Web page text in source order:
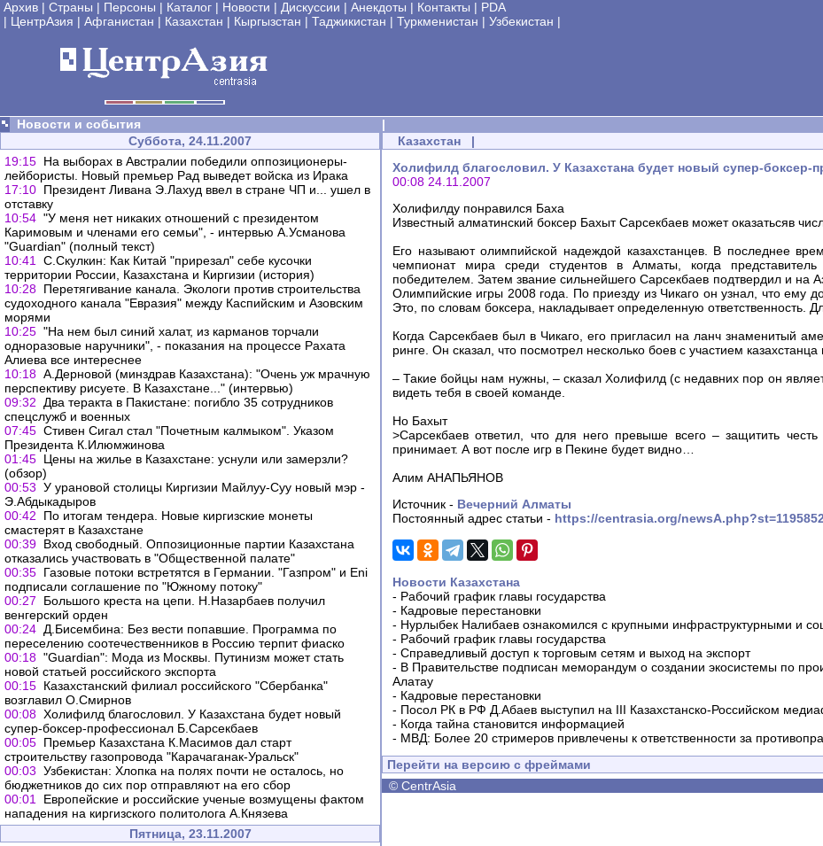
Архив | Страны | Персоны | Каталог | Новости | Дискуссии | Анекдоты | Контакты | PDA
| ЦентрАзия | Афганистан | Казахстан | Кыргызстан | Таджикистан | Туркменистан | Узбекистан |
Новости и события
|
Суббота, 24.11.2007
19:15 На выборах в Австралии победили оппозиционеры-
лейбористы. Новый премьер Рад выведет войска из Ирака
17:10 Президент Ливана Э.Лахуд ввел в стране ЧП и... ушел в
отставку
10:54 "У меня нет никаких отношений с президентом
Каримовым и членами его семьи", - интервью А.Усманова
"Guardian" (полный текст)
10:41
C.Скулкин: Как Китай "прирезал" себе кусочки
территории России, Казахстана и Киргизии (история)
10:28 Перетягивание канала. Экологи против строительства
судоходного канала "Евразия" между Каспийским и Азовским
морями
10:25 "На нем был синий халат, из карманов торчали
одноразовые наручники", - показания на процессе Рахата
Алиева все интереснее
10:18 А.Дерновой (минздрав Казахстана): "Очень уж мрачную
перспективу рисуете. В Казахстане..." (интервью)
09:32
Два теракта в Пакистане: погибло 35 сотрудников
спецслужб и военных
07:45 Стивен Сигал стал "Почетным калмыком". Указом
Президента К.Илюмжинова
01:45 Цены на жилье в Казахстане: уснули или замерзли?
(обзор)
00:53 У урановой столицы Киргизии Майлуу-Суу новый мэр -
Э.Абдыкадыров
00:42
По итогам тендера. Новые киргизские монеты
смастерят в Казахстане
00:39 Вход свободный. Оппозиционные партии Казахстана
отказались участвовать в "Общественной палате"
00:35 Газовые потоки встретятся в Германии. "Газпром" и Eni
подписали соглашение по "Южному потоку"
00:27
Большого креста на цепи. Н.Назарбаев получил
венгерский орден
00:24 Д.Бисембина: Без вести попавшие. Программа по
переселению соотечественников в Россию терпит фиаско
00:18 "Guardian": Мода из Москвы. Путинизм может стать
новой статьей российского экспорта
00:15 Казахстанский филиал российского "Сбербанка"
возглавил О.Смирнов
00:08 Холифилд благословил. У Казахстана будет новый
супер-боксер-профессионал Б.Сарсекбаев
00:05 Премьер Казахстана К.Масимов дал старт
строительству газопровода "Карачаганак-Уральск"
00:03 Узбекистан: Хлопка на полях почти не осталось, но
бюджетников до сих пор отправляют на его сбор
00:01
Европейские и российские ученые возмущены фактом
нападения на киргизского политолога А.Князева
Пятница, 23.11.2007
Казахстан |
Холифилд благословил. У Казахстана будет новый супер-боксер-
00:08 24.11.2007
Холифилду понравился Баха
Известный алматинский боксер Бахыт Сарсекбаев может оказатьсяв
Его называют олимпийской надеждой казахстанцев. В последнее
чемпионат мира среди студентов в Алматы, когда представитель
победителем. Затем звание сильнейшего Сарсекбаев подтвердил и на
Олимпийские игры 2008 года. По приезду из Чикаго он узнал, что ему
Это, по словам боксера, накладывает определенную ответственность.
Когда Сарсекбаев был в Чикаго, его пригласил на ланч знаменитый
ринге. Он сказал, что посмотрел несколько боев с участием
– Такие бойцы нам нужны, – сказал Холифилд (с недавних пор он
видеть тебя в своей команде.
Но Бахыт
>Сарсекбаев ответил, что для него превыше всего – защитить
принимает. А вот после игр в Пекине будет видно…
Алим АНАПЬЯНОВ
Источник - Вечерний Алматы
Постоянный адрес статьи - https://centrasia.org/
Новости Казахстана
- Рабочий график главы государства
- Кадровые перестановки
- Нурлыбек Налибаев ознакомился с крупными инфраструктурными и
- Рабочий график главы государства
- Справедливый доступ к торговым сетям и выход на экспорт
- В Правительстве подписан меморандум о создании экосистемы по
Алатау
- Кадровые перестановки
- Посол РК в РФ Д.Абаев выступил на III Казахстанско-Российском
- Когда тайна становится информацией
- МВД: Более 20 стримеров привлечены к ответственности за
Перейти на версию с фреймами
© CentrAsia